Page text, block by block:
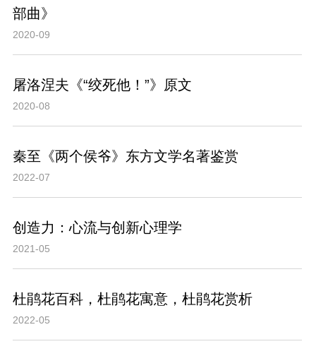
部曲》
2020-09
屠洛涅夫《“绞死他！”》原文
2020-08
秦至《两个侯爷》东方文学名著鉴赏
2022-07
创造力：心流与创新心理学
2021-05
杜鹃花百科，杜鹃花寓意，杜鹃花赏析
2022-05